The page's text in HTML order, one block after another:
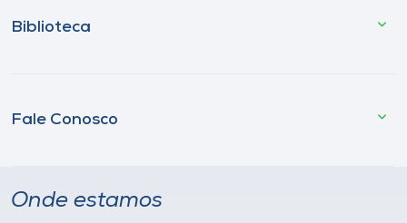
Biblioteca
Fale Conosco
Onde estamos